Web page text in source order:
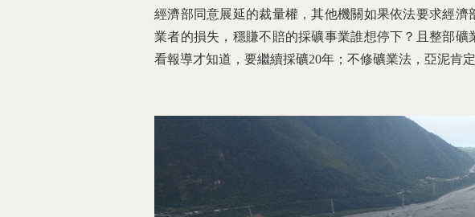
經濟部同意展延的裁量權，其他機關如果依法要求經
業者的損失，穩賺不賠的採礦事業誰想停下？且整部
看報導才知道，要繼續採礦20年；不修礦業法，亞泥肯